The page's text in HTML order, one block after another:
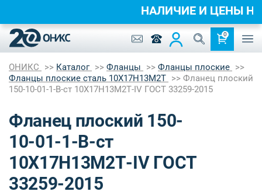
0
ОНИКС Каталог Фланцы
Фланцы плоские
Фланцы плоские сталь 10Х17Н13М2Т
Фланец плоский
150-10-01-1-B-ст 10Х17Н13М2Т-IV ГОСТ 33259-2015
Фланец плоский 150-
10-01-1-B-ст
10Х17Н13М2Т-IV ГОСТ
33259-2015
НАЛИЧИЕ И